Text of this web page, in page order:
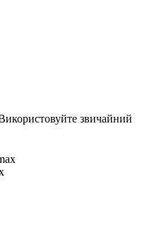
звичайний